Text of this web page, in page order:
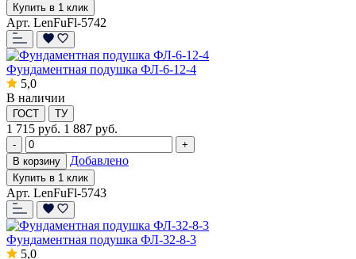
Купить в 1 клик
Арт. LenFuFl-5742
Фундаментная подушка ФЛ-6-12-4
5,0
В наличии
ГОСТ ТУ
1 715 руб. 1 887 руб.
-
+
В корзину
Добавлено
Купить в 1 клик
Арт. LenFuFl-5743
Фундаментная подушка ФЛ-32-8-3
5,0